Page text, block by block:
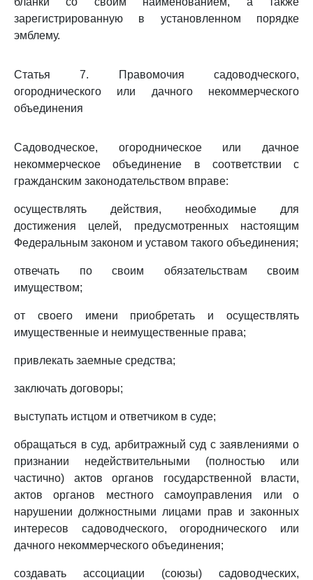
зарегистрированную в установленном порядке
эмблему.
Статья 7. Правомочия садоводческого,
огороднического или дачного некоммерческого
объединения
Садоводческое, огородническое или дачное
некоммерческое объединение в соответствии с
гражданским законодательством вправе:
осуществлять действия, необходимые для
достижения целей, предусмотренных настоящим
Федеральным законом и уставом такого объединения;
отвечать по своим обязательствам своим
имуществом;
от своего имени приобретать и осуществлять
имущественные и неимущественные права;
привлекать заемные средства;
заключать договоры;
выступать истцом и ответчиком в суде;
обращаться в суд, арбитражный суд с заявлениями о
признании недействительными (полностью или
частично) актов органов государственной власти,
актов органов местного самоуправления или о
нарушении должностными лицами прав и законных
интересов садоводческого, огороднического или
дачного некоммерческого объединения;
создавать ассоциации (союзы) садоводческих,